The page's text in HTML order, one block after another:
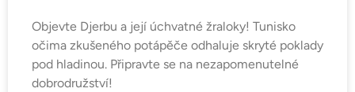
Objevte Djerbu a její úchvatné žraloky! Tunisko
očima zkušeného potápěče odhaluje skryté poklady
pod hladinou. Připravte se na nezapomenutelné
dobrodružství!